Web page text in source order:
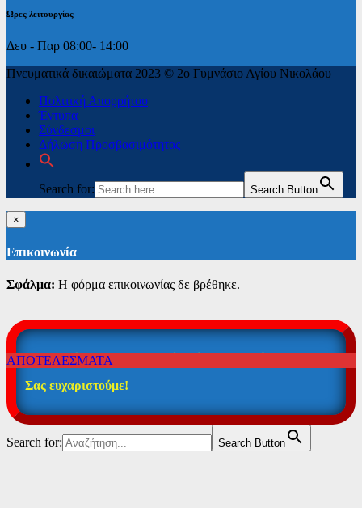
Ώρες λειτουργίας
Δευ - Παρ 08:00- 14:00
Πνευματικά δικαιώματα 2023 © 2ο Γυμνάσιο Αγίου Νικολάου
Πολιτική Απορρήτου
Έντυπα
Σύνδεσμοι
Δήλωση Προσβασιμότητας
Search for: Search Button
×
Επικοινωνία
Σφάλμα: Η φόρμα επικοινωνίας δε βρέθηκε.
ΑΠΟΤΕΛΕΣΜΑΤΑ
Η καταχώρηση των στοιχείων ήταν επιτυχής!
Σας ευχαριστούμε!
Search for: Search Button